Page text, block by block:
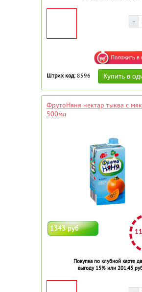
Штрих код: 8596
ФрутоНяня нектар тыква с
500мл
1343 руб
Покупка по клубной карте
выгоду 15% или 201.45